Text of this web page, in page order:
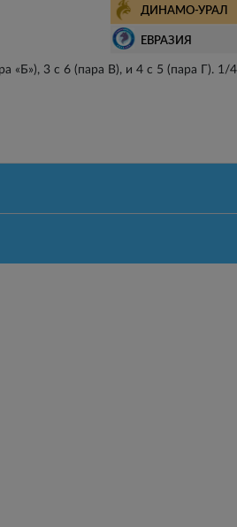
ЕВРАЗИЯ
ДИНАМО-УРАЛ
3 с 6 (пара В), и 4 с 5 (пара Г).